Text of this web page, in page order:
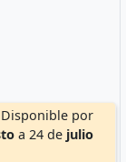
por
a 24 de julio